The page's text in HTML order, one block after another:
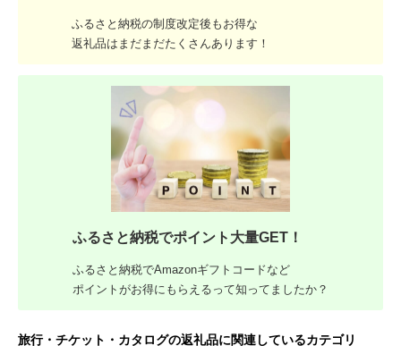
ふるさと納税の制度改定後もお得な
返礼品はまだまだたくさんあります！
ふるさと納税でポイント大量GET！
ふるさと納税でAmazonギフトコードなど
ポイントがお得にもらえるって知ってましたか？
旅行・チケット・カタログの返礼品に関連しているカテゴリ